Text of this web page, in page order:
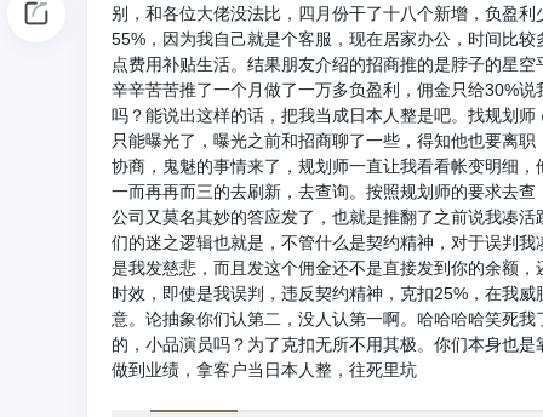
别，和各位大佬没法比，四月份干了十八个新增，负盈
55%，因为我自己就是个客服，现在居家办公，时间比
点费用补贴生活。结果朋友介绍的招商推的是脖子的星
辛辛苦苦推了一个月做了一万多负盈利，佣金只给30%
吗？能说出这样的话，把我当成日本人整是吧。找规划
只能曝光了，曝光之前和招商聊了一些，得知他也要离
协商，鬼魅的事情来了，规划师一直让我看看帐变明细
一而再再而三的去刷新，去查询。按照规划师的要求去
公司又莫名其妙的答应发了，也就是推翻了之前说我凑
们的迷之逻辑也就是，不管什么是契约精神，对于误判
是我发慈悲，而且发这个佣金还不是直接发到你的余额
时效，即使是我误判，违反契约精神，克扣25%，在我
意。论抽象你们认第二，没人认第一啊。哈哈哈哈笑死
的，小品演员吗？为了克扣无所不用其极。你们本身也
做到业绩，拿客户当日本人整，往死里坑